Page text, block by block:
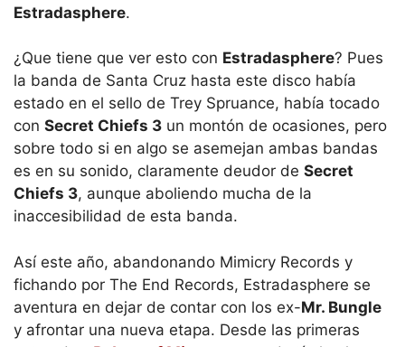
Estradasphere.
¿Que tiene que ver esto con Estradasphere? Pues
la banda de Santa Cruz hasta este disco había
estado en el sello de Trey Spruance, había tocado
con Secret Chiefs 3 un montón de ocasiones, pero
sobre todo si en algo se asemejan ambas bandas
es en su sonido, claramente deudor de Secret
Chiefs 3, aunque aboliendo mucha de la
inaccesibilidad de esta banda.
Así este año, abandonando Mimicry Records y
fichando por The End Records, Estradasphere se
aventura en dejar de contar con los ex-Mr. Bungle
y afrontar una nueva etapa. Desde las primeras